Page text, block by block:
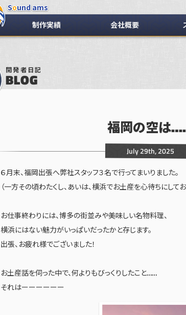
Sound ams
制作実績 会社概要
BLOG
開発者日記
福岡の空は
July 29th, 2025
６月末、福岡出張へ弊社スタッフ３名で行ってまいりました。
（一方その頃わたくし、あいは、横浜でお土産を心待ちにしてお
お仕事終わりには、博多の街並みや美味しい名物料理、
横浜にはない魅力がいっぱいだったかと存じます。
出張、お疲れ様でございました！
お土産話を伺った中で、何よりもびっくりしたこと……
それはーーーーーー